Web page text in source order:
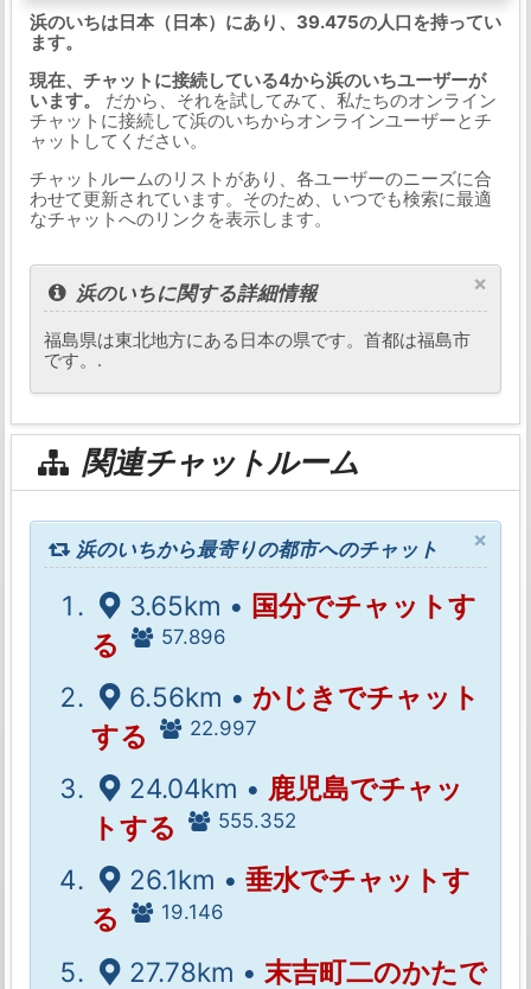
浜のいちは日本（日本）にあり、39.475の人口を持ってい
ます。
現在、チャットに接続している4から浜のいちユーザーが
います。
だから、それを試してみて、私たちのオンライン
チャットに接続して浜のいちからオンラインユーザーとチ
ャットしてください。
チャットルームのリストがあり、各ユーザーのニーズに合
わせて更新されています。そのため、いつでも検索に最適
なチャットへのリンクを表示します。
×
浜のいちに関する詳細情報
福島県は東北地方にある日本の県です。首都は福島市
です。.
関連チャットルーム
×
浜のいちから最寄りの都市へのチャット
3.65km • 国分でチャットす
る
57.896
6.56km • かじきでチャット
する
22.997
24.04km • 鹿児島でチャッ
トする
555.352
26.1km • 垂水でチャットす
る
19.146
27.78km • 末吉町二のかたで